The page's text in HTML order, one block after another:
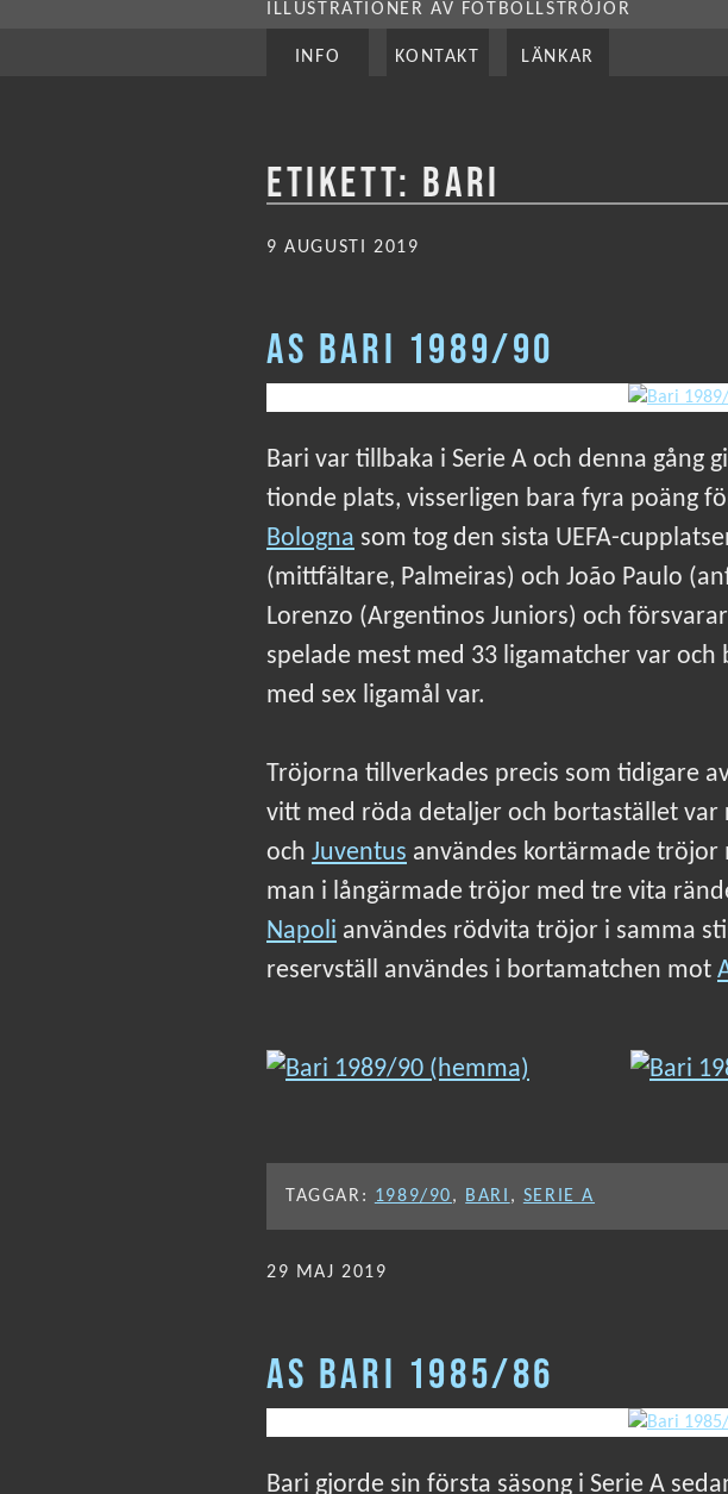
ILLUSTRATIONER AV FOTBOLLSTRÖJOR
INFO KONTAKT LÄNKAR
ETIKETT: BARI
PUBLICERAT
9 AUGUSTI 2019
AS BARI 1989/90
Bari var tillbaka i Serie A och denna gång
tionde plats, visserligen bara fyra poäng
Bologna som tog den sista UEFA-
(mittfältare, Palmeiras) och João Paulo
Lorenzo (Argentinos Juniors) och
spelade mest med 33 ligamatcher var
med sex ligamål var.
Tröjorna tillverkades precis som tidigare
vitt med röda detaljer och bortastället
och Juventus användes kortärmade
man i långärmade tröjor med tre vita
Napoli användes rödvita tröjor i samma
reservställ användes i bortamatchen mot
TAGGAR: 1989/90, BARI , SERIE A
PUBLICERAT
29 MAJ 2019
AS BARI 1985/86
Bari gjorde sin första säsong i Serie A